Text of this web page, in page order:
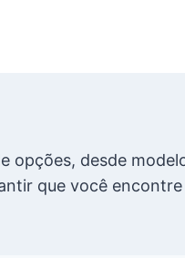
opções, desde
que você